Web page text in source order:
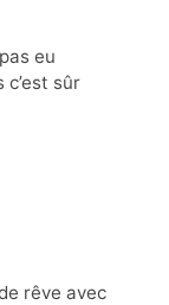
eu
c’est sûr
rêve avec